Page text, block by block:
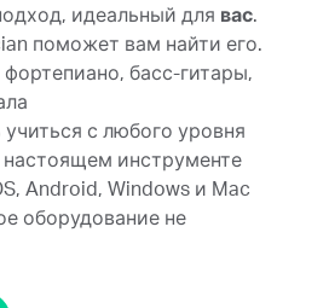
идеальный для вас.
поможет вам найти его.
басс-гитары,
с любого уровня
настоящем инструменте
Android, Windows и Mac
оборудование не